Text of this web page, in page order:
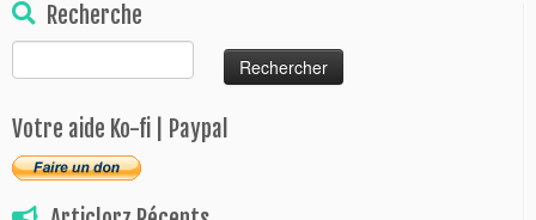
Recherche
Votre aide Ko-fi | Paypal